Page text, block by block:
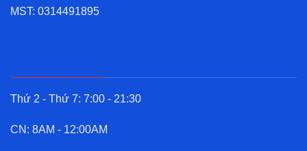
MST: 0314491895
Thứ 2 - Thứ 7: 7:00 - 21:30
CN: 8AM - 12:00AM